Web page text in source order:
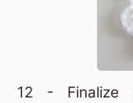
12 - Finalize